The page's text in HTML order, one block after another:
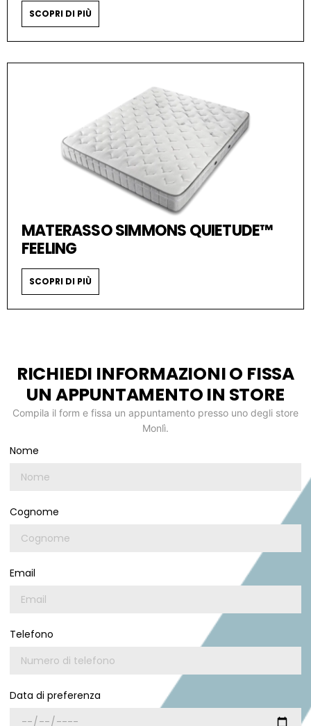
SCOPRI DI PIÙ
MATERASSO SIMMONS QUIETUDE™
FEELING
SCOPRI DI PIÙ
RICHIEDI INFORMAZIONI O FISSA
UN APPUNTAMENTO IN STORE
Compila il form e fissa un appuntamento presso uno degli store
Monlì.
Nome
Cognome
Email
Telefono
Data di preferenza